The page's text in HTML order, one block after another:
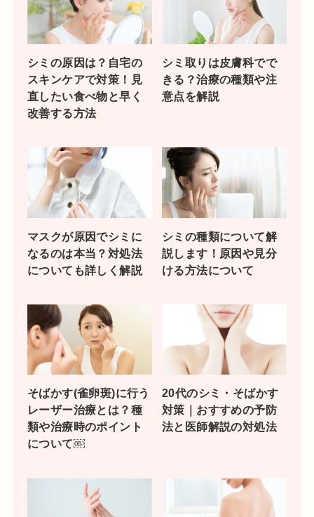
シミの原因は？自宅の
スキンケアで対策！見
直したい食べ物と早く
改善する方法
シミ取りは皮膚科でで
きる？治療の種類や注
意点を解説
マスクが原因でシミに
なるのは本当？対処法
についても詳しく解説
シミの種類について解
説します！原因や見分
ける方法について
そばかす(雀卵斑)に行う
レーザー治療とは？種
類や治療時のポイント
について￼
20代のシミ・そばかす
対策｜おすすめの予防
法と医師解説の対処法